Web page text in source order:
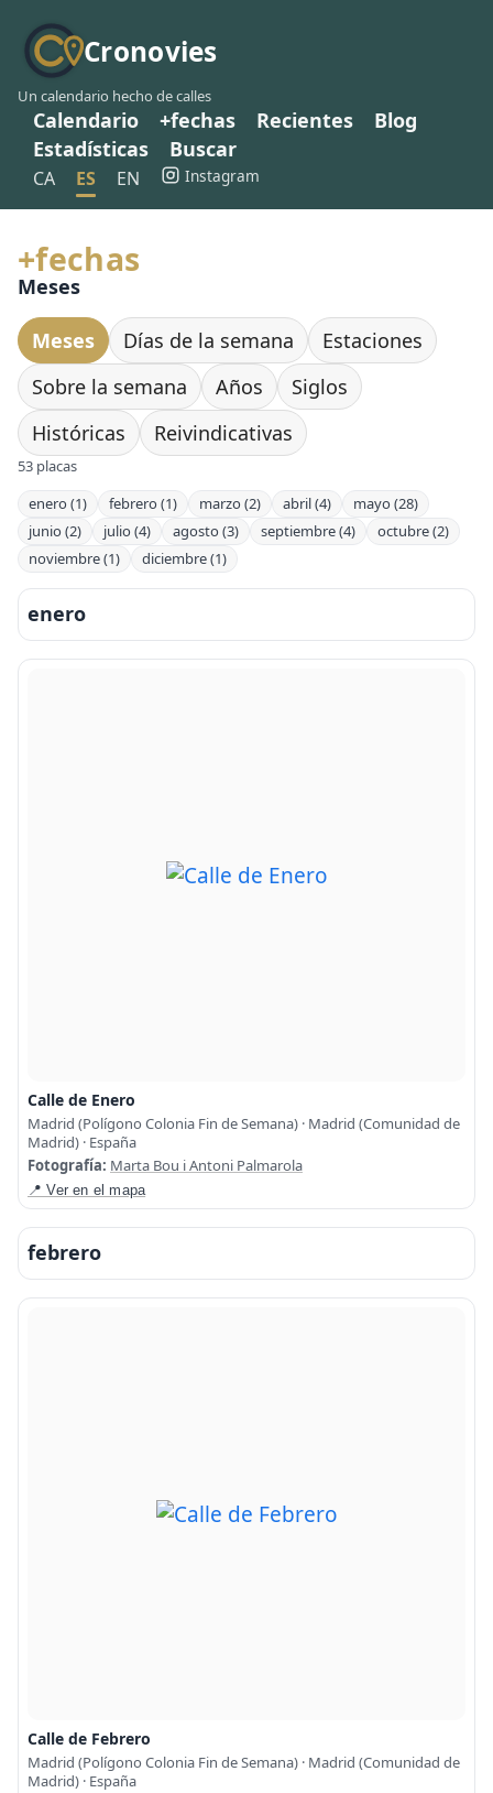
Cronovies
Un calendario hecho de calles
Calendario +fechas Recientes
Blog
Estadísticas
Buscar
CA ES EN Instagram
+fechas
Meses
Meses Días de la semana
Estaciones
Sobre la semana
Años
Siglos
Históricas
Reivindicativas
53 placas
enero (1)
febrero (1) marzo (2) abril (4)
mayo (28)
junio (2)
julio (4) agosto (3) septiembre (4)
octubre (2)
noviembre (1)
diciembre (1)
enero
Calle de Enero
Madrid (Polígono Colonia Fin de Semana) · Madrid (Comunidad de
Madrid) · España
Fotografía: Marta Bou i Antoni Palmarola
📍 Ver en el mapa
febrero
Calle de Febrero
Madrid (Polígono Colonia Fin de Semana) · Madrid (Comunidad de
Madrid) · España